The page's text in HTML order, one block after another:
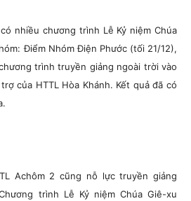
nhiều chương trình Lễ Kỷ niệm Chúa
Điểm Nhóm Điện Phước (tối 21/12),
trình truyền giảng ngoài trời vào
của HTTL Hòa Khánh. Kết quả đã có
Achôm 2 cũng nỗ lực truyền giảng
trình Lễ Kỷ niệm Chúa Giê-xu